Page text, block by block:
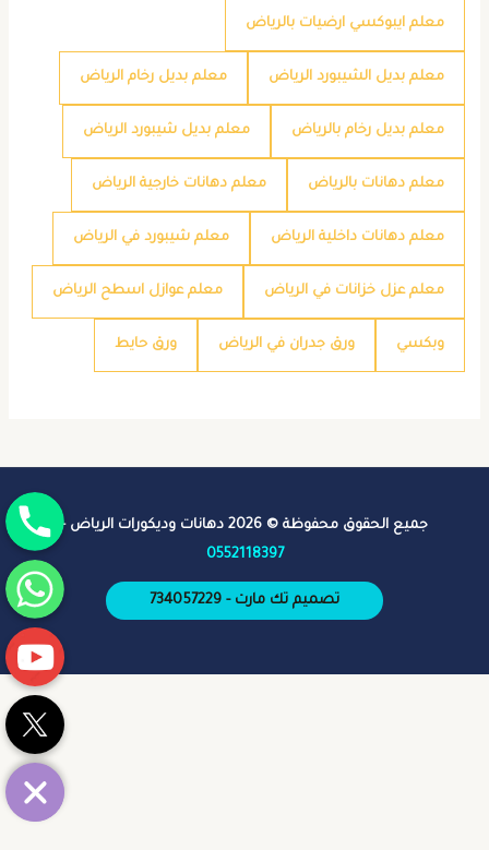
معلم ايبوكسي ارضيات بالرياض
معلم بديل الشيبورد الرياض معلم بديل رخام الرياض
معلم بديل رخام بالرياض معلم بديل شيبورد الرياض
معلم دهانات بالرياض معلم دهانات خارجية الرياض
معلم دهانات داخلية الرياض معلم شيبورد في الرياض
معلم عزل خزانات في الرياض معلم عوازل اسطح الرياض
وبكسي ورق جدران في الرياض ورق حايط
جميع الحقوق محفوظة © 2026 دهانات وديكورات الرياض -
0552118397
تصميم تك مارت - 734057229
جوال
واتساب
يوتيوب
تويتر